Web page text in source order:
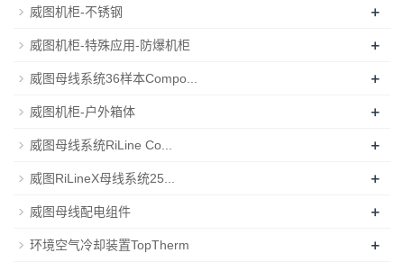
威图机柜-不锈钢 +
威图机柜-特殊应用-防爆机柜 +
威图母线系统36样本Compo... +
威图机柜-户外箱体 +
威图母线系统RiLine Co... +
威图RiLineX母线系统25... +
威图母线配电组件 +
环境空气冷却装置TopTherm +